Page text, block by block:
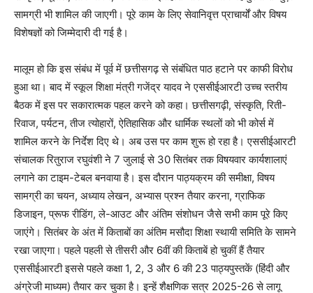
सामग्री भी शामिल की जाएगी। पूरे काम के लिए सेवानिवृत्त प्राचार्यों और विषय
विशेषज्ञों को जिम्मेदारी दी गई है।
मालूम हो कि इस संबंध में पूर्व में छत्तीसगढ़ से संबंधित पाठ हटाने पर काफी विरोध
हुआ था। बाद में स्कूल शिक्षा मंत्री गजेंद्र यादव ने एससीईआरटी उच्च स्तरीय
बैठक में इस पर सकारात्मक पहल करने को कहा। छत्तीसगढ़ी, संस्कृति, रिती-
रिवाज, पर्यटन, तीज त्योहारों, ऐतिहासिक और धार्मिक स्थलों को भी कोर्स में
शामिल करने के निर्देश दिए थे। अब उस पर काम शुरू हो रहा है। एससीईआरटी
संचालक रितुराज रघुवंशी ने 7 जुलाई से 30 सितंबर तक विषयवार कार्यशालाएं
लगाने का टाइम-टेबल बनवाया है। इस दौरान पाठ्यक्रम की समीक्षा, विषय
सामग्री का चयन, अध्याय लेखन, अभ्यास प्रश्न तैयार करना, ग्राफिक
डिजाइन, प्रूफ रीडिंग, ले-आउट और अंतिम संशोधन जैसे सभी काम पूरे किए
जाएंगे। सितंबर के अंत में किताबों का अंतिम मसौदा शिक्षा स्थायी समिति के सामने
रखा जाएगा। पहले पहली से तीसरी और 6वीं की किताबें हो चुकीं हैं तैयार
एससीईआरटी इससे पहले कक्षा 1, 2, 3 और 6 की 23 पाठ्यपुस्तकें (हिंदी और
अंग्रेजी माध्यम) तैयार कर चुका है। इन्हें शैक्षणिक सत्र 2025-26 से लागू